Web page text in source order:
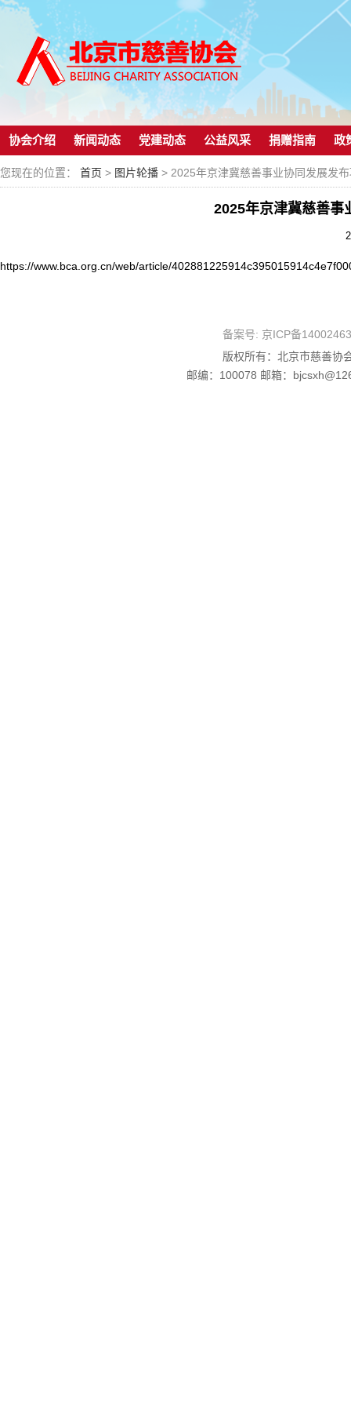
协会介绍 新闻动态 党建动态 公益风采 捐赠指南 政
您现在的位置： 首页 > 图片轮播 > 2025年京津冀慈善事业协同发展发
2025年京津冀慈善事
https://www.bca.org.cn/web/article/
备案号: 京ICP备
版权所有：北京市慈善协
邮编：100078 邮箱：